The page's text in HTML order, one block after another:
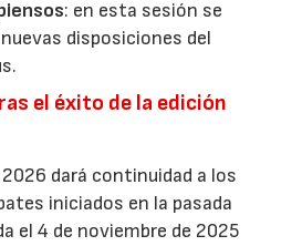
: en esta sesión se
disposiciones del
el éxito de la edición
2026 dará continuidad a los
iniciados en la pasada
el 4 de noviembre de 2025